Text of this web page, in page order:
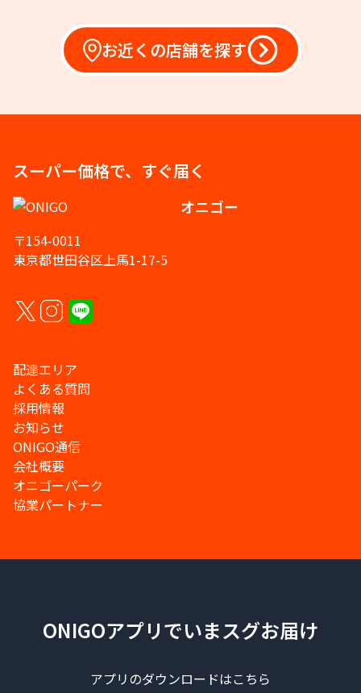
お近くの店舗を探す
スーパー価格で、すぐ届く
オニゴー
〒154-0011
東京都世田谷区上馬1-17-5
配達エリア
よくある質問
採用情報
お知らせ
ONIGO通信
会社概要
オニゴーパーク
協業パートナー
ONIGOアプリでいまスグお届け
アプリのダウンロードはこちら